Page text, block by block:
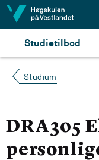
Hopp til innhald
Studietilbod
Studium
DRA305